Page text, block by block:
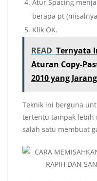
Atur Spacing
berapa pt
Klik OK.
READ Ternyata
Aturan Copy-
2010 yang
Teknik ini berguna
tertentu tampak lebih
salah satu membuat